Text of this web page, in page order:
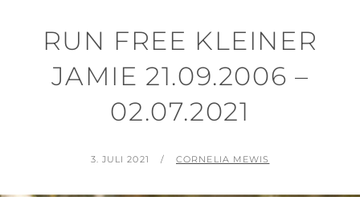
RUN FREE KLEINER
JAMIE 21.09.2006 –
02.07.2021
POSTED
3. JULI 2021 BY
CORNELIA MEWIS